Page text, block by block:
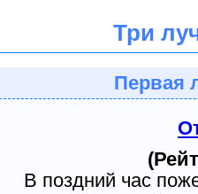
Три
Первая
В поздний час